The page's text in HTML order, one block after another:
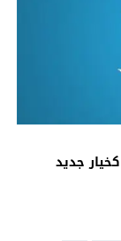
تويتر تطلق “إعلانات الفيديو” Pre-Roll Ads كخيار جديد